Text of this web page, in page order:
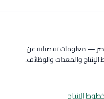
— معلومات تفصيلية عن
والمعدات والوظائف.
خطوط الإنتاج